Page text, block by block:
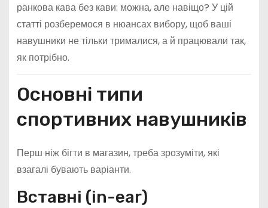
ранкова кава без кави: можна, але навіщо? У цій
статті розберемося в нюансах вибору, щоб ваші
навушники не тільки трималися, а й працювали так,
як потрібно.
Основні типи
спортивних навушників
Перш ніж бігти в магазин, треба зрозуміти, які
взагалі бувають варіанти.
Вставні (in-ear)